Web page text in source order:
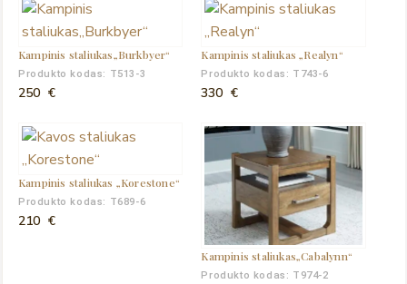
Kampinis staliukas„Burkbyer“
Produkto kodas: T513-3
250 €
Kampinis staliukas „Realyn“
Produkto kodas: T743-6
330 €
Kampinis staliukas „Korestone“
Produkto kodas: T689-6
210 €
Kampinis staliukas„Cabalynn“
Produkto kodas: T974-2